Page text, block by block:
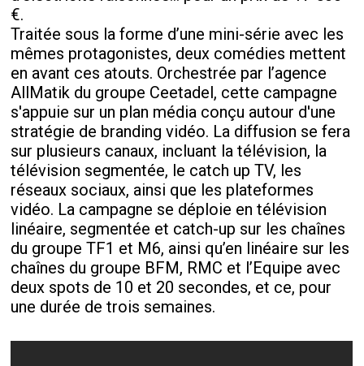
€.
Traitée sous la forme d’une mini-série avec les
mêmes protagonistes, deux comédies mettent
en avant ces atouts. Orchestrée par l’agence
AllMatik du groupe Ceetadel, cette campagne
s'appuie sur un plan média conçu autour d'une
stratégie de branding vidéo. La diffusion se fera
sur plusieurs canaux, incluant la télévision, la
télévision segmentée, le catch up TV, les
réseaux sociaux, ainsi que les plateformes
vidéo. La campagne se déploie en télévision
linéaire, segmentée et catch-up sur les chaînes
du groupe TF1 et M6, ainsi qu’en linéaire sur les
chaînes du groupe BFM, RMC et l’Equipe avec
deux spots de 10 et 20 secondes, et ce, pour
une durée de trois semaines.